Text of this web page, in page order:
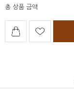
총 상품 금액